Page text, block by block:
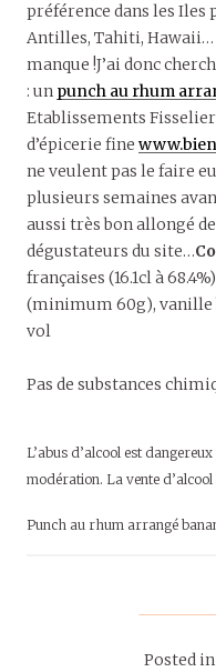
préférence dans les Iles
Antilles, Tahiti, Hawaii…
manque !J’ai donc
: un punch au rhum
Etablissements
d’épicerie fine
ne veulent pas le faire
plusieurs semaines
aussi très bon allongé
dégustateurs du site…
françaises (16.1cl à
(minimum 60g), vanille
vol
Pas de substances
L’abus d’alcool est
modération. La vente
Punch au rhum arrangé
Posted in